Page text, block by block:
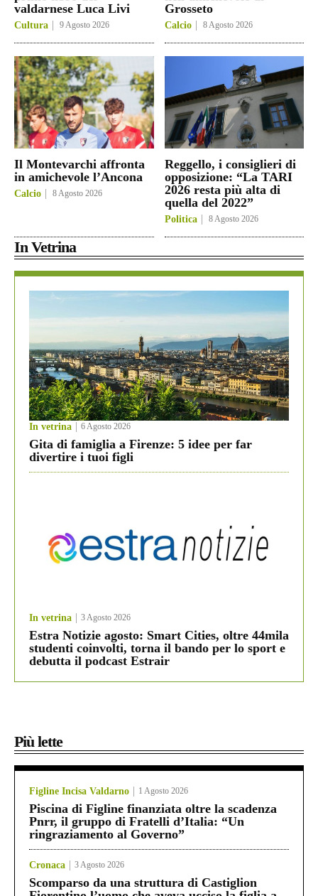
valdarnese Luca Livi
Cultura 9 Agosto 2026
Grosseto
Calcio 8 Agosto 2026
Il Montevarchi affronta
in amichevole l’Ancona
Calcio 8 Agosto 2026
Reggello, i consiglieri di
opposizione: “La TARI
2026 resta più alta di
quella del 2022”
Politica 8 Agosto 2026
In Vetrina
In vetrina 6 Agosto 2026
Gita di famiglia a Firenze: 5 idee per far
divertire i tuoi figli
In vetrina 3 Agosto 2026
Estra Notizie agosto: Smart Cities, oltre 44mila
studenti coinvolti, torna il bando per lo sport e
debutta il podcast Estrair
Più lette
Figline Incisa Valdarno 1 Agosto 2026
Piscina di Figline finanziata oltre la scadenza
Pnrr, il gruppo di Fratelli d’Italia: “Un
ringraziamento al Governo”
Cronaca 3 Agosto 2026
Scomparso da una struttura di Castiglion